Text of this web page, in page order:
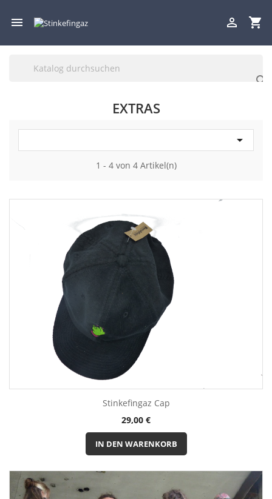
 shopping_cart


EXTRAS

1 - 4 von 4 Artikel(n)
Stinkefingaz Cap
Preis
29,00 €
IN DEN WARENKORB